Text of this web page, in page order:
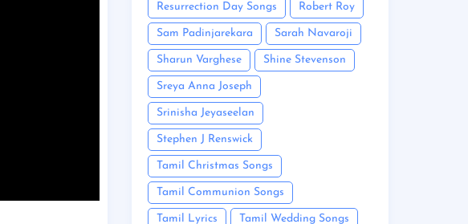
Resurrection Day Songs Robert Roy
Sam Padinjarekara Sarah Navaroji
Sharun Varghese Shine Stevenson
Sreya Anna Joseph
Srinisha Jeyaseelan
Stephen J Renswick
Tamil Christmas Songs
Tamil Communion Songs
Tamil Lyrics Tamil Wedding Songs